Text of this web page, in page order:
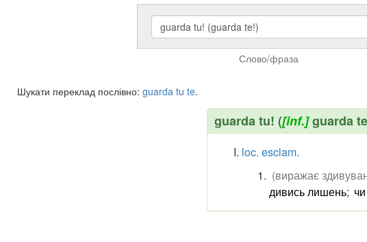
Слово/фраза
Шукати переклад послівно: guarda tu te.
guarda tu! ([inf.]guarda
loc. esclam.
(виражає
дивись лишень;